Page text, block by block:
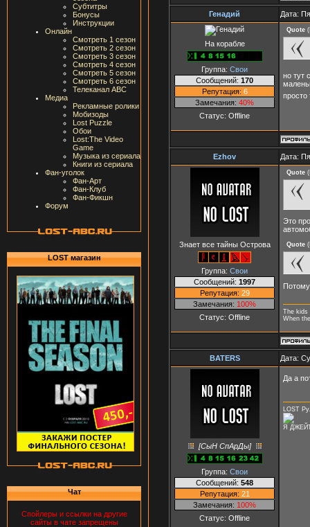
Субтитры
Бонусы
Инструкции
Онлайн
Смотреть 1 сезон
Смотреть 2 сезон
Смотреть 3 сезон
Смотреть 4 сезон
Смотреть 5 сезон
Смотреть 6 сезон
Телеканал ABC
Медиа
Рекламные ролики
Мобизоды
Lost Puzzle
Обои
Lost:The Video
Game
Музыка из сериала
Книги из сериала
Фан-уголок
Фан-Арт
Фан-Клуб
Фан-Фикшн
Форум
LOST магазин
Чат
Спойлеры и ссылки на другие
сайты в чате запрещены
Генадий Дата:
На корабле
Группа: Свои
Сообщений: 170
Репутация: 6
Замечания: 40%
Статус: Offline
Quote (
но тут
просто
Ezhov Дата:
Знает все тайны Острова
Группа: Свои
Сообщений: 1997
Репутация: 29
Замечания: 100%
Статус: Offline
Quote (
Это
Quote (
The kids
When
BATERS Дата:
[СыН СпАрДы]
Группа: Свои
Сообщений: 548
Репутация: 21
Замечания: 100%
Статус: Offline
Да а
LOST
Я